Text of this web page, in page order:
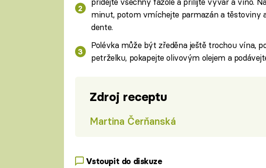
minut, potom vmíchejte parmazán a těstoviny
dente.
Polévka může být zředěna ještě trochou vína,
petrželku, pokapejte olivovým olejem a
Zdroj receptu
Martina Čerňanská
Vstoupit do diskuze